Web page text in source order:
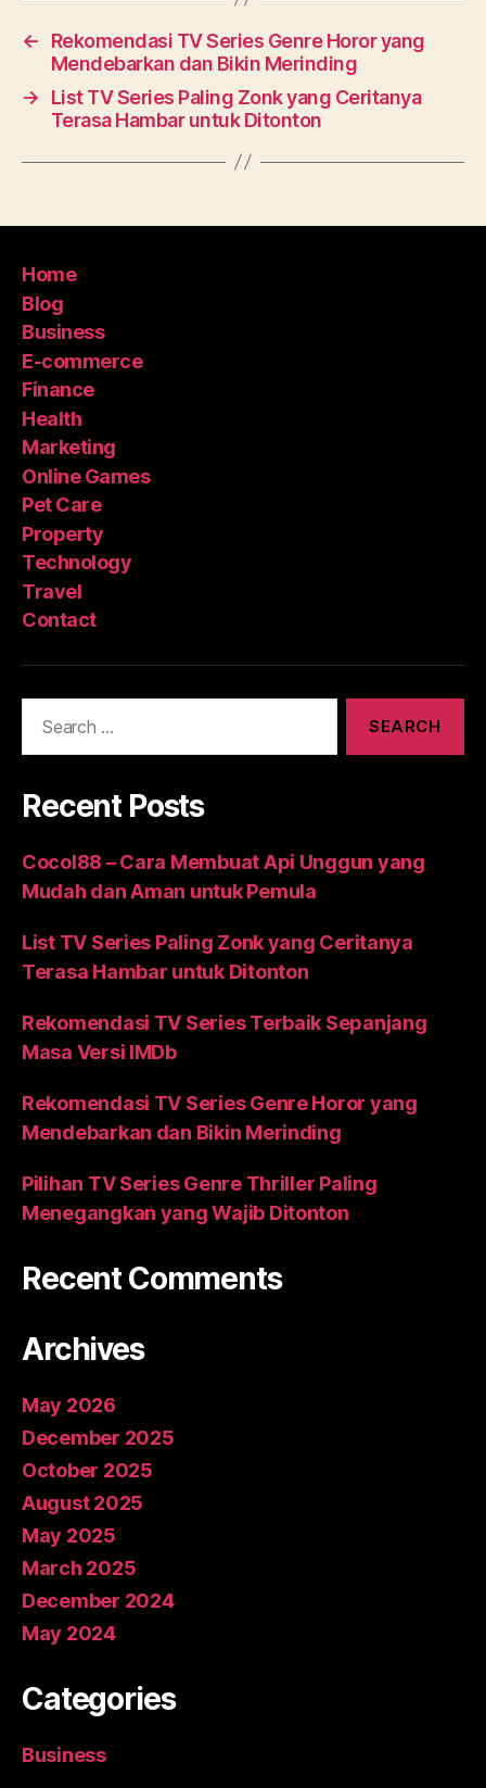
←
Rekomendasi TV Series Genre Horor yang
Mendebarkan dan Bikin Merinding
→
List TV Series Paling Zonk yang Ceritanya
Terasa Hambar untuk Ditonton
Home
Blog
Business
E-commerce
Finance
Health
Marketing
Online Games
Pet Care
Property
Technology
Travel
Contact
Recent Posts
Cocol88 – Cara Membuat Api Unggun yang
Mudah dan Aman untuk Pemula
List TV Series Paling Zonk yang Ceritanya
Terasa Hambar untuk Ditonton
Rekomendasi TV Series Terbaik Sepanjang
Masa Versi IMDb
Rekomendasi TV Series Genre Horor yang
Mendebarkan dan Bikin Merinding
Pilihan TV Series Genre Thriller Paling
Menegangkan yang Wajib Ditonton
Recent Comments
Archives
May 2026
December 2025
October 2025
August 2025
May 2025
March 2025
December 2024
May 2024
Categories
Business